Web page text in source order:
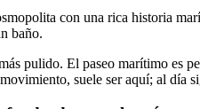
con una rica historia
baño.
pulido. El paseo marítimo es
suele ser aquí; al día